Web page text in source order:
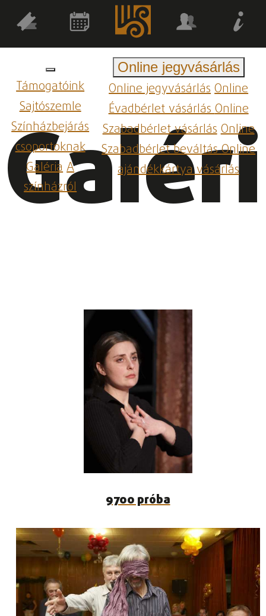
Támogatóink
Sajtószemle
Színházbejárás
csoportoknak
GalériaA
színházról
Online jegyvásárlás
Online jegyvásárlásOnline
Évadbérlet vásárlásOnline
Szabadbérlet vásárlásOnline
Szabadbérlet beváltásOnline
ajándékkártya vásárlás
9700 próba